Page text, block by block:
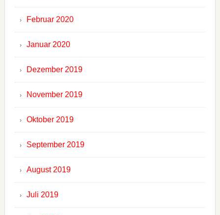
Februar 2020
Januar 2020
Dezember 2019
November 2019
Oktober 2019
September 2019
August 2019
Juli 2019